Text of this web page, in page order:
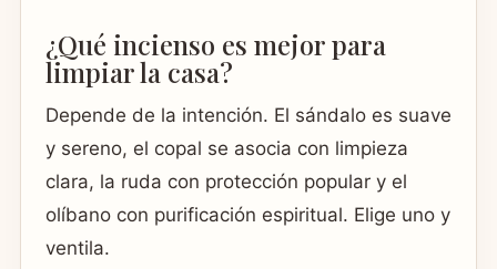
¿Qué incienso es mejor para
limpiar la casa?
Depende de la intención. El sándalo es suave
y sereno, el copal se asocia con limpieza
clara, la ruda con protección popular y el
olíbano con purificación espiritual. Elige uno y
ventila.